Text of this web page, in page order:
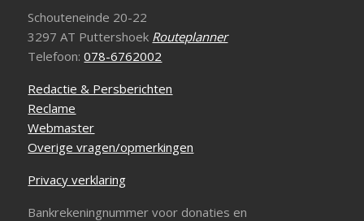
Schouteneinde 20-22
3297 AT Puttershoek Routeplanner
Telefoon:078-6762002
Redactie & Persberichten
Reclame
Webmaster
Overige vragen/opmerkingen
Privacy verklaring
Bankrekeningnummer voor donaties en